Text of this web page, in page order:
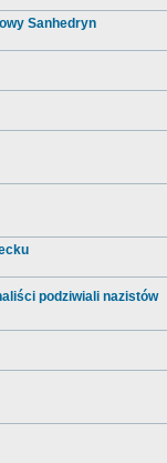
Sanhedryn
podziwiali nazistów